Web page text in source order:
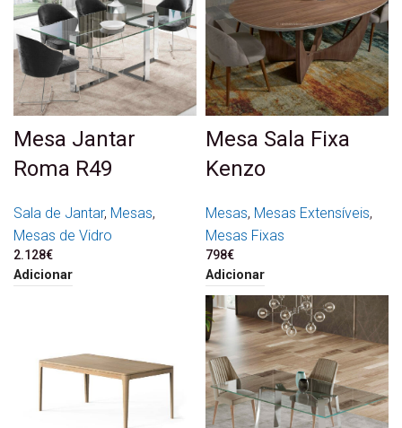
Mesa Jantar
Roma R49
Sala de Jantar, Mesas,
Mesas de Vidro
2.128€
Adicionar
Mesa Sala Fixa
Kenzo
Mesas, Mesas Extensíveis,
Mesas Fixas
798€
Adicionar